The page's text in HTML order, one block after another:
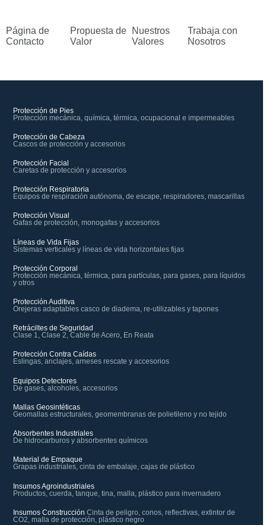
Página de
Contacto
Propuesta de
Valor
Nuestros
Valores
Trabaja con
Nosotros
Protección de Pies
Protección mecánica, química, térmica, ocupacional e impermeables
Protección de Cabeza
Cascos de protección y accesorios
Protección Facial
Caretas de protección y accesorios
Protección Respiratoria
Equipos de respiración autónoma, de escape, respiradores, mascarillas
Protección Visual
Gafas de protección, monogafas y accesorios
Líneas de Vida Fijas
Sistemas verticales y líneas de vida horizontales fijas
Protección Corporal
Protección mecánica, térmica, para partículas, para gases, para líquidos
y otros
Protección Auditiva
Orejeras adaptables casco de diadema, re-utilizables y tapones
Retráciltes de Seguridad
Clase 1, Clase 2, Cable de Acero, En Reata
Protección Contra Caídas
Eslingas, anclajes, arneses rescate y accesorios
Equipos Detectores
De gases, alcoholes, accesorios
Mallas Geosintéticas
Geomallas estructurales, geomembranas de polietileno y no tejido
Absorbentes Industriales
De hidrocarburos y absorbentes químicos
Material de Empaque
Grapas industriales, cinta de embalaje, cajas de plástico
Insumos Agroindustriales
Productos, cuerda, tanque, tina, malla, plástico para invernadero
Insumos Construcción Cinta de peligro, conos, reflectivas, extintor de
CO2, malla de protección, plástico negro